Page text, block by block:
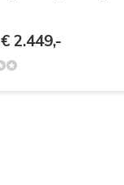
2.449,-